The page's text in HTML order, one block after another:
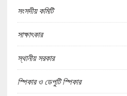
সংসদীয় কমিটি
সাক্ষাৎকার
স্থানীয় সরকার
স্পিকার ও ডেপুটি স্পিকার